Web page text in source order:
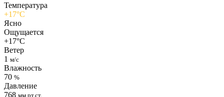
Температура
+17°C
Ясно
Ощущается
+17°C
Ветер
1 м/с
Влажность
70 %
Давление
768 мм рт.ст.